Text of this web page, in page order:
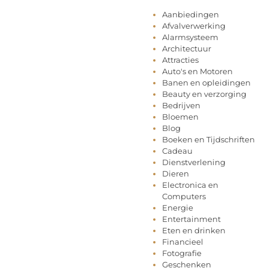
Aanbiedingen
Afvalverwerking
Alarmsysteem
Architectuur
Attracties
Auto's en Motoren
Banen en opleidingen
Beauty en verzorging
Bedrijven
Bloemen
Blog
Boeken en Tijdschriften
Cadeau
Dienstverlening
Dieren
Electronica en
Computers
Energie
Entertainment
Eten en drinken
Financieel
Fotografie
Geschenken